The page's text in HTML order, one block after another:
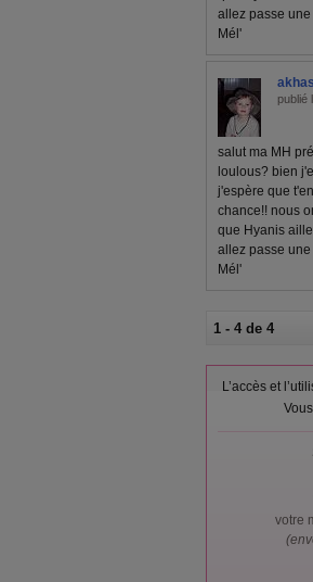
allez passe
Mél'
publié
salut ma MH
loulous? bien
j'espère que
chance!! nous
que Hyanis
allez passe
Mél'
1 - 4 de 4
L’accès et
votre